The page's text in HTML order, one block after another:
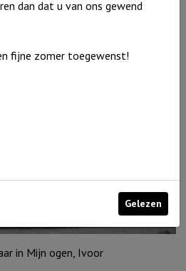
in Mijn ogen, Ivoor
dan dat u van ons gewend
fijne zomer toegewenst!
Gelezen